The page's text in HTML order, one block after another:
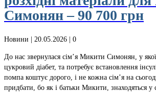
Симонян – 90 700 грн
Новини | 20.05.2026 | 0
До нас звернулася сім’я Микити Симонян, у
цукровий діабет, та потребує встановлення
помпа коштує дорого, і не кожна сім’я на
придбати, бо як і батьки Микити, знаходяться